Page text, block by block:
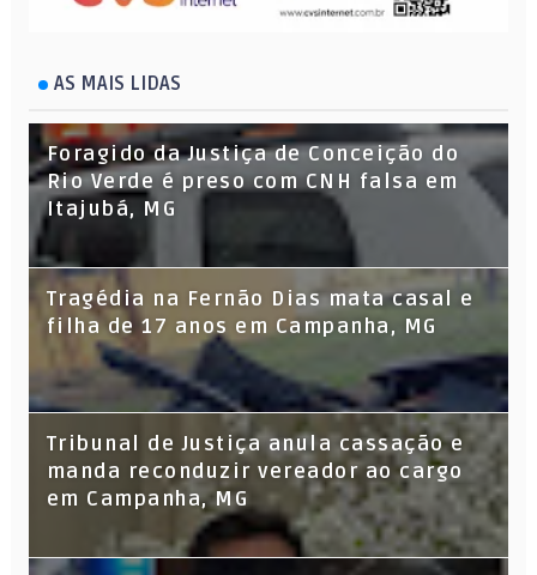
AS MAIS LIDAS
Foragido da Justiça de Conceição do
Rio Verde é preso com CNH falsa em
Itajubá, MG
Tragédia na Fernão Dias mata casal e
filha de 17 anos em Campanha, MG
Tribunal de Justiça anula cassação e
manda reconduzir vereador ao cargo
em Campanha, MG